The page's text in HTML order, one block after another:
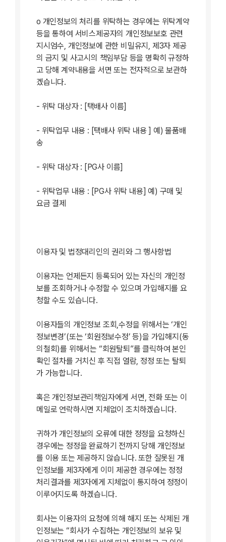
ο 개인정보의 처리를 위탁하는 경우에는 위탁계약
등을 통하여 서비스제공자의 개인정보보호 관련
지시엄수, 개인정보에 관한 비밀유지, 제3자 제공
의 금지 및 사고시의 책임부담 등을 명확히 규정하
고 당해 계약내용을 서면 또는 전자적으로 보관하
겠습니다.
- 위탁 대상자 : [택배사 이름]
- 위탁업무 내용 : [택배사 위탁 내용 ] 예) 물품배
송
- 위탁 대상자 : [PG사 이름]
- 위탁업무 내용 : [PG사 위탁 내용] 예) 구매 및
요금 결제
이용자 및 법정대리인의 권리와 그 행사항법
이용자는 언제든지 등록되어 있는 자신의 개인정
보를 조회하거나 수정할 수 있으며 가입해지를 요
청할 수도 있습니다.
이용자들의 개인정보 조회,수정을 위해서는 ‘개인
정보변경’(또는 ‘회원정보수정’ 등)을 가입해지(동
의철회)를 위해서는 “회원탈퇴”를 클릭하여 본인
확인 절차를 거치신 후 직접 열람, 정정 또는 탈퇴
가 가능합니다.
혹은 개인정보관리책임자에게 서면, 전화 또는 이
메일로 연락하시면 지체없이 조치하겠습니다.
귀하가 개인정보의 오류에 대한 정정을 요청하신
경우에는 정정을 완료하기 전까지 당해 개인정보
를 이용 또는 제공하지 않습니다. 또한 잘못된 개
인정보를 제3자에게 이미 제공한 경우에는 정정
처리결과를 제3자에게 지체없이 통지하여 정정이
이루어지도록 하겠습니다.
회사는 이용자의 요청에 의해 해지 또는 삭제된 개
인정보는 “회사가 수집하는 개인정보의 보유 및